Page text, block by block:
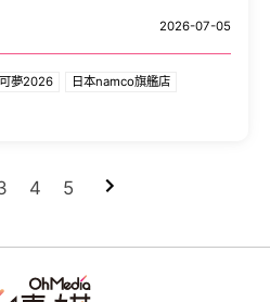
2026-07-05
夢2026 日本namco旗艦店
4 5